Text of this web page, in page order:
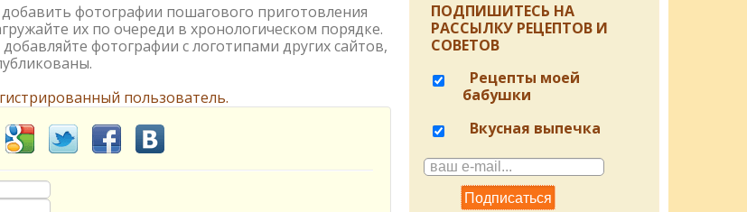
фотографии пошагового приготовления
их по очереди в хронологическом порядке.
фотографии с логотипами других сайтов,
пользователь.
ПОДПИШИТЕСЬ НА
РАССЫЛКУ РЕЦЕПТОВ И
СОВЕТОВ
Рецепты моей
бабушки
Вкусная выпечка